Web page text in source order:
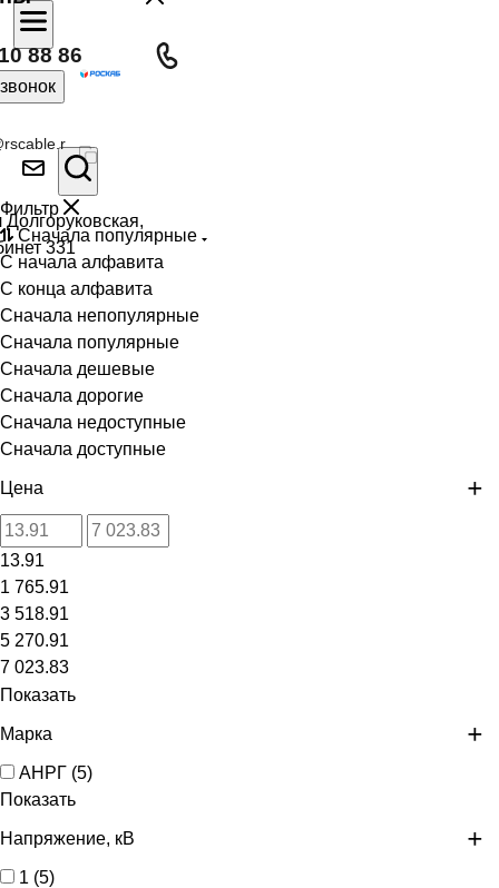
88 86
331
Фильтр
Сначала популярные
С начала алфавита
С конца алфавита
Сначала непопулярные
Сначала популярные
Сначала дешевые
Сначала дорогие
Сначала недоступные
Сначала доступные
Цена
13.91
1 765.91
3 518.91
5 270.91
7 023.83
Показать
Марка
АНРГ (5)
Показать
Напряжение, кВ
1 (5)